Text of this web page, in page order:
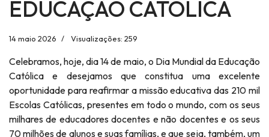
EDUCAÇÃO CATÓLICA
14 maio 2026 Visualizações: 259
Celebramos, hoje, dia 14 de maio, o Dia Mundial da Educação
Católica e desejamos que constitua uma excelente
oportunidade para reafirmar a missão educativa das 210 mil
Escolas Católicas, presentes em todo o mundo, com os seus
milhares de educadores docentes e não docentes e os seus
70 milhões de alunos e suas famílias, e que seja, também, um